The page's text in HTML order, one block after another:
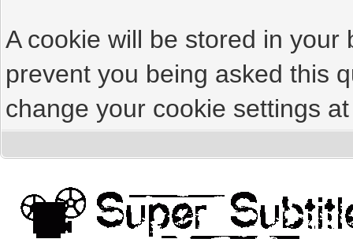
A cookie will be stored in
prevent you being asked this
change your cookie settings